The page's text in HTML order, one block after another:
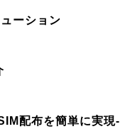
ーション
配布を簡単に実現-